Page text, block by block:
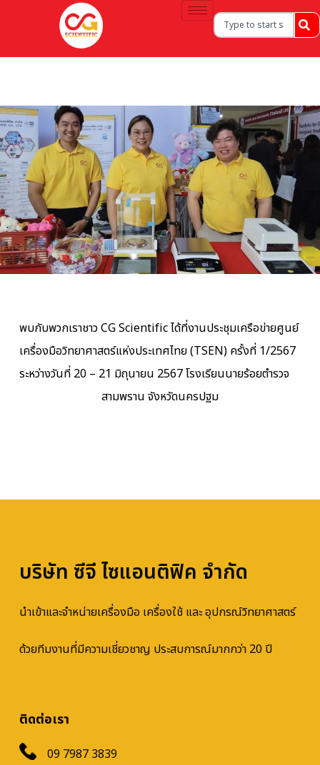
พบกับพวกเราชาว CG Scientific ได้ที่งานประชุมเครือข่ายศูนย์
เครื่องมือวิทยาศาสตร์แห่งประเทศไทย (TSEN) ครั้งที่ 1/2567
ระหว่างวันที่ 20 – 21 มิถุนายน 2567 โรงเรียนนายร้อยตำรวจ
สามพราน จังหวัดนครปฐม
บริษัท ซีจี ไซแอนติฟิค จำกัด
นำเข้าและจำหน่ายเครื่องมือ เครื่องใช้ และ อุปกรณ์วิทยาศาสตร์
ด้วยทีมงานที่มีความเชี่ยวชาญ ประสบการณ์มากกว่า 20 ปี
ติดต่อเรา
09 7987 3839